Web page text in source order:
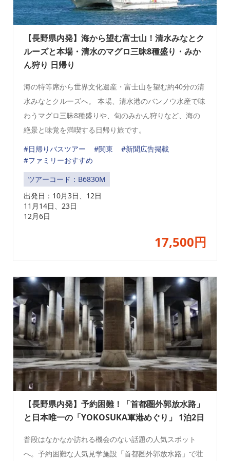
【長野県内発】海から望む富士山！清水みなとク
ルーズと本場・清水のマグロ三昧8種盛り・みか
ん狩り 日帰り
海の特等席から世界文化遺産・富士山を望む約40分の清
水みなとクルーズへ。 本場、清水港のバンノウ水産で味
わうマグロ三昧8種盛りや、旬のみかん狩りなど、海の
絶景と味覚を満喫する日帰り旅です。
#日帰りバスツアー
#関東
#新聞広告掲載
#ファミリーおすすめ
ツアーコード：B6830M
出発日： 10月3日、12日
11月14日、23日
12月6日
17,500円
【長野県内発】予約困難！「首都圏外郭放水路」
と日本唯一の「YOKOSUKA軍港めぐり」 1泊2日
普段はなかなか訪れる機会のない話題の人気スポット
へ。予約困難な人気見学施設「首都圏外郭放水路」で壮